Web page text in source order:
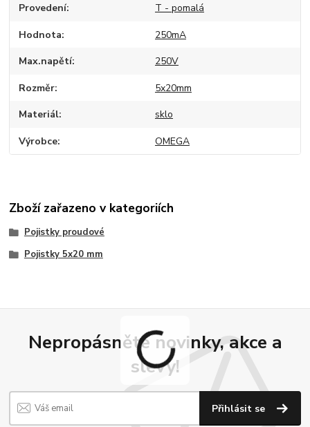
Provedení T - pomalá
Hodnota 250mA
Max.napětí 250V
Rozměr 5x20mm
Materiál sklo
Výrobce OMEGA
Zboží zařazeno v kategoriích
Pojistky proudové
Pojistky 5x20 mm
Nepropásněte novinky, akce a
slevy!
Přihlásit se